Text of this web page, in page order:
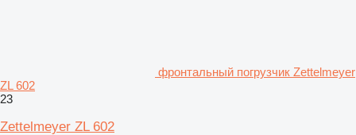
фронтальный погрузчик Zettelmeyer
ZL 602
23
Zettelmeyer ZL 602